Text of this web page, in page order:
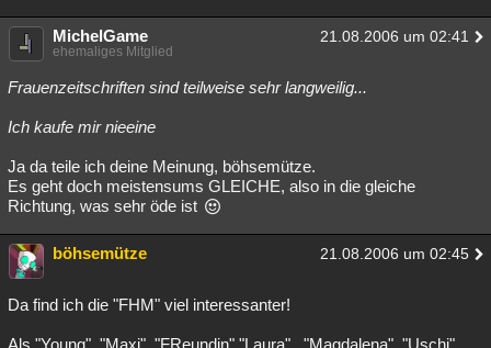
MichelGame 21.08.2006 um 02:41
ehemaliges Mitglied
Frauenzeitschriften sind teilweise sehr langweilig...
Ich kaufe mir nieeine
Ja da teile ich deine Meinung, böhsemütze.
Es geht doch meistensums GLEICHE, also in die gleiche
Richtung, was sehr öde ist
böhsemütze 21.08.2006 um 02:45
Da find ich die "FHM" viel interessanter!
Als "Young", "Maxi", "FReundin","Laura"..."Magdalena", "Uschi"